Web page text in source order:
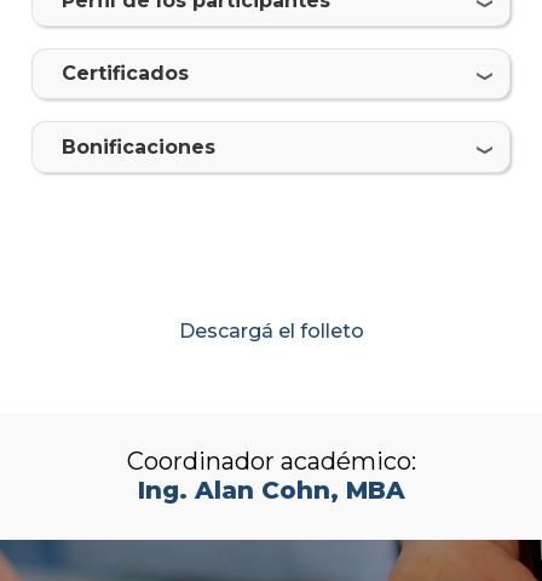
Certificados
Bonificaciones
Descargá el folleto
Coordinador académico:
Ing. Alan Cohn, MBA